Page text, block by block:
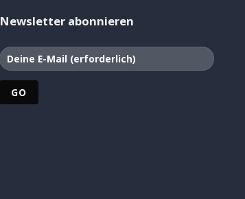
Newsletter abonnieren